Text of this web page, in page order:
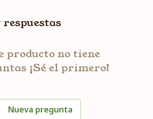
producto no tiene
¡Sé el primero!
Nueva pregunta